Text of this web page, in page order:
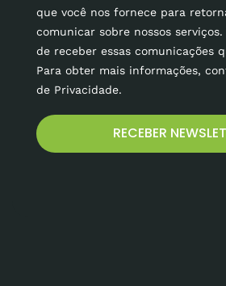
que você nos fornece para
comunicar sobre nossos
de receber essas comunicações
Para obter mais informações,
de Privacidade.
RECEBER